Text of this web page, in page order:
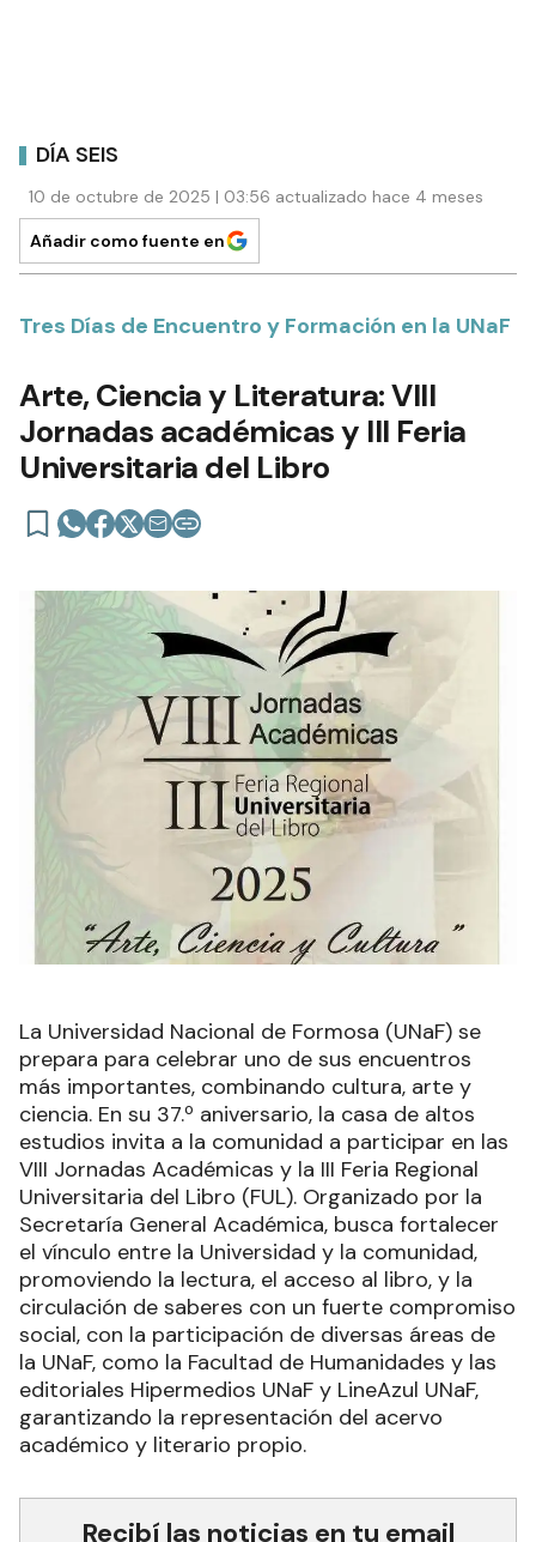
DÍA SEIS
10 de octubre de 2025 | 03:56 actualizado hace 4 meses
Añadir como fuente en
Tres Días de Encuentro y Formación en la UNaF
Arte, Ciencia y Literatura: VIII
Jornadas académicas y III Feria
Universitaria del Libro
La Universidad Nacional de Formosa (UNaF) se
prepara para celebrar uno de sus encuentros
más importantes, combinando cultura, arte y
ciencia. En su 37.º aniversario, la casa de altos
estudios invita a la comunidad a participar en las
VIII Jornadas Académicas y la III Feria Regional
Universitaria del Libro (FUL). Organizado por la
Secretaría General Académica, busca fortalecer
el vínculo entre la Universidad y la comunidad,
promoviendo la lectura, el acceso al libro, y la
circulación de saberes con un fuerte compromiso
social, con la participación de diversas áreas de
la UNaF, como la Facultad de Humanidades y las
editoriales Hipermedios UNaF y LineAzul UNaF,
garantizando la representación del acervo
académico y literario propio.
Recibí las noticias en tu email